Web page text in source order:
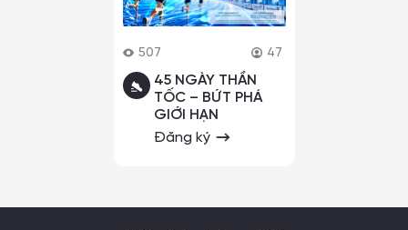
507 47
45 NGÀY THẦN
TỐC – BỨT PHÁ
GIỚI HẠN
Đăng ký